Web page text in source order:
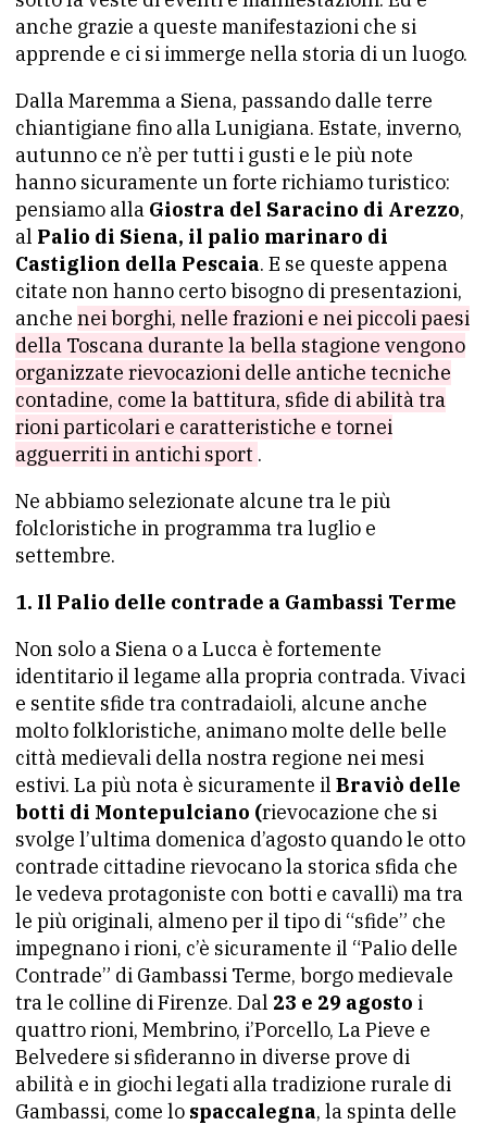
anche grazie a queste manifestazioni che si
apprende e ci si immerge nella storia di un luogo.
Dalla Maremma a Siena, passando dalle terre
chiantigiane fino alla Lunigiana. Estate, inverno,
autunno ce n’è per tutti i gusti e le più note
hanno sicuramente un forte richiamo turistico:
pensiamo alla Giostra del Saracino di Arezzo,
al Palio di Siena, il palio marinaro di
Castiglion della Pescaia. E se queste appena
citate non hanno certo bisogno di presentazioni,
anche nei borghi, nelle frazioni e nei piccoli paesi
della Toscana durante la bella stagione vengono
organizzate rievocazioni delle antiche tecniche
contadine, come la battitura, sfide di abilità tra
rioni particolari e caratteristiche e tornei
agguerriti in antichi sport .
Ne abbiamo selezionate alcune tra le più
folcloristiche in programma tra luglio e
settembre.
1. Il Palio delle contrade a Gambassi Terme
Non solo a Siena o a Lucca è fortemente
identitario il legame alla propria contrada. Vivaci
e sentite sfide tra contradaioli, alcune anche
molto folkloristiche, animano molte delle belle
città medievali della nostra regione nei mesi
estivi. La più nota è sicuramente il Braviò delle
botti di Montepulciano (rievocazione che si
svolge l’ultima domenica d’agosto quando le otto
contrade cittadine rievocano la storica sfida che
le vedeva protagoniste con botti e cavalli) ma tra
le più originali, almeno per il tipo di “sfide” che
impegnano i rioni, c’è sicuramente il “Palio delle
Contrade” di Gambassi Terme, borgo medievale
tra le colline di Firenze. Dal 23 e 29 agosto i
quattro rioni, Membrino, i’Porcello, La Pieve e
Belvedere si sfideranno in diverse prove di
abilità e in giochi legati alla tradizione rurale di
Gambassi, come lo spaccalegna, la spinta delle